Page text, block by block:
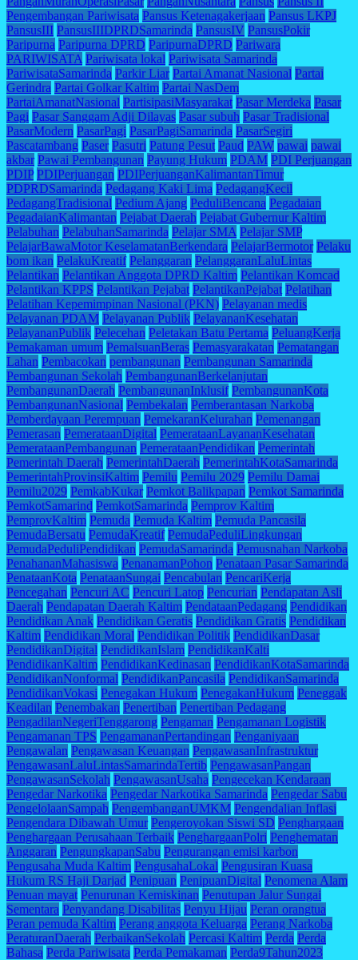
Pengembangan Pariwisata Pansus Ketenagakerjaan Pansus LKPJ
PansusIII PansusIIIDPRDSamarinda PansusIV PansusPokir
Paripurna Paripurna DPRD ParipurnaDPRD Pariwara
PARIWISATA Pariwisata lokal Pariwisata Samarinda
PariwisataSamarinda Parkir Liar Partai Amanat Nasional Partai
Gerindra Partai Golkar Kaltim Partai NasDem
PartaiAmanatNasional PartisipasiMasyarakat Pasar Merdeka Pasar
Pagi Pasar Sanggam Adji Dilayas Pasar subuh Pasar Tradisional
PasarModern PasarPagi PasarPagiSamarinda PasarSegiri
Pascatambang Paser Pasutri Patung Pesut Paud PAW pawai pawai
akbar Pawai Pembangunan Payung Hukum PDAM PDI Perjuangan
PDIP PDIPerjuangan PDIPerjuanganKalimantanTimur
PDPRDSamarinda Pedagang Kaki Lima PedagangKecil
PedagangTradisional Pedium Ajang PeduliBencana Pegadaian
PegadaianKalimantan Pejabat Daerah Pejabat Gubernur Kaltim
Pelabuhan PelabuhanSamarinda Pelajar SMA Pelajar SMP
PelajarBawaMotor KeselamatanBerkendara PelajarBermotor Pelaku
bom ikan PelakuKreatif Pelanggaran PelanggaranLaluLintas
Pelantikan Pelantikan Anggota DPRD Kaltim Pelantikan Komcad
Pelantikan KPPS Pelantikan Pejabat PelantikanPejabat Pelatihan
Pelatihan Kepemimpinan Nasional (PKN) Pelayanan medis
Pelayanan PDAM Pelayanan Publik PelayananKesehatan
PelayananPublik Pelecehan Peletakan Batu Pertama PeluangKerja
Pemakaman umum PemalsuanBeras Pemasyarakatan Pematangan
Lahan Pembacokan pembangunan Pembangunan Samarinda
Pembangunan Sekolah PembangunanBerkelanjutan
PembangunanDaerah PembangunanInklusif PembangunanKota
PembangunanNasional Pembekalan Pemberantasan Narkoba
Pemberdayaan Perempuan PemekaranKelurahan Pemenangan
Pemerasan PemerataanDigital PemerataanLayananKesehatan
PemerataanPembangunan PemerataanPendidikan Pemerintah
Pemerintah Daerah PemerintahDaerah PemerintahKotaSamarinda
PemerintahProvinsiKaltim Pemilu Pemilu 2029 Pemilu Damai
Pemilu2029 PemkabKukar Pemkot Balikpapan Pemkot Samarinda
PemkotSamarind PemkotSamarinda Pemprov Kaltim
PemprovKaltim Pemuda Pemuda Kaltim Pemuda Pancasila
PemudaBersatu PemudaKreatif PemudaPeduliLingkungan
PemudaPeduliPendidikan PemudaSamarinda Pemusnahan Narkoba
PenahananMahasiswa PenanamanPohon Penataan Pasar Samarinda
PenataanKota PenataanSungai Pencabulan PencariKerja
Pencegahan Pencuri AC Pencuri Latop Pencurian Pendapatan Asli
Daerah Pendapatan Daerah Kaltim PendataanPedagang Pendidikan
Pendidikan Anak Pendidikan Geratis Pendidikan Gratis Pendidikan
Kaltim Pendidikan Moral Pendidikan Politik PendidikanDasar
PendidikanDigital PendidikanIslam PendidikanKalti
PendidikanKaltim PendidikanKedinasan PendidikanKotaSamarinda
PendidikanNonformal PendidikanPancasila PendidikanSamarinda
PendidikanVokasi Penegakan Hukum PenegakanHukum Peneggak
Keadilan Penembakan Penertiban Penertiban Pedagang
PengadilanNegeriTenggarong Pengaman Pengamanan Logistik
Pengamanan TPS PengamananPertandingan Penganiyaan
Pengawalan Pengawasan Keuangan PengawasanInfrastruktur
PengawasanLaluLintasSamarindaTertib PengawasanPangan
PengawasanSekolah PengawasanUsaha Pengecekan Kendaraan
Pengedar Narkotika Pengedar Narkotika Samarinda Pengedar Sabu
PengelolaanSampah PengembanganUMKM Pengendalian Inflasi
Pengendara Dibawah Umur Pengeroyokan Siswi SD Penghargaan
Penghargaan Perusahaan Terbaik PenghargaanPolri Penghematan
Anggaran PengungkapanSabu Pengurangan emisi karbon
Pengusaha Muda Kaltim PengusahaLokal Pengusiran Kuasa
Hukum RS Haji Darjad Penipuan PenipuanDigital Penomena Alam
Penuan mayat Penurunan Kemiskinan Penutupan Jalur Sungai
Sementara Penyandang Disabilitas Penyu Hijau Peran orangtua
Peran pemuda Kaltim Perang anggota Keluarga Perang Narkoba
PeraturanDaerah PerbaikanSekolah Percasi Kaltim Perda Perda
Bahasa Perda Pariwisata Perda Pemakaman Perda9Tahun2023